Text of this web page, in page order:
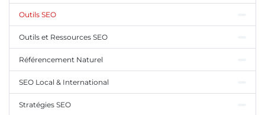
Outils SEO
Outils et Ressources SEO
Référencement Naturel
SEO Local & International
Stratégies SEO